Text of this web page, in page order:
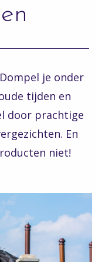
je onder
tijden en
door prachtige
En
niet!